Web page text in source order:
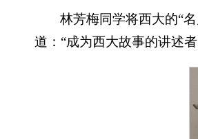
林芳梅同学将西大的“
道：“成为西大故事的讲述